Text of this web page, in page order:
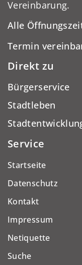
Vereinbarung.
Alle
Termin
Direkt zu
Bürgerservice
Stadtleben
Service
Startseite
Datenschutz
Kontakt
Impressum
Netiquette
Suche